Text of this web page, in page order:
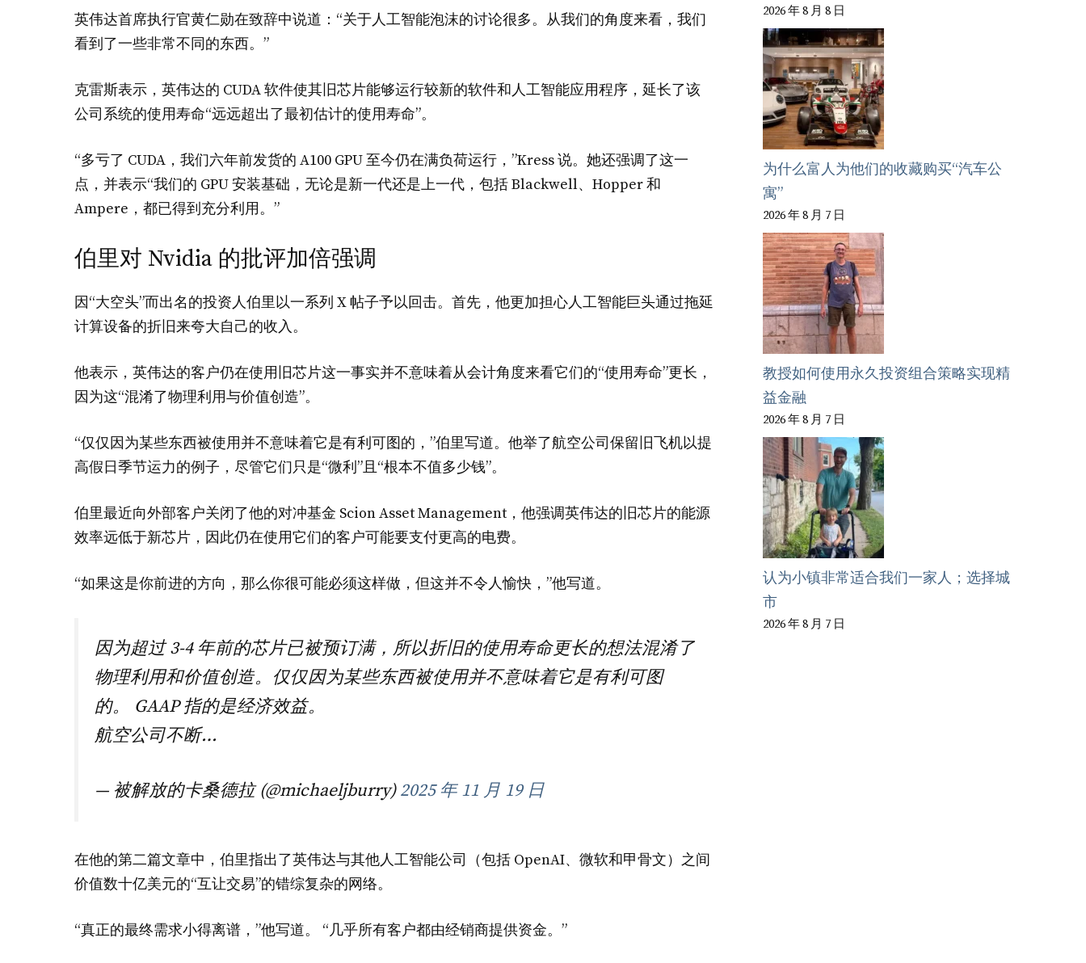
英伟达首席执行官黄仁勋在致辞中说道：“关于人工智能泡沫的讨论很多。从我们的角度来看，我们
看到了一些非常不同的东西。”
克雷斯表示，英伟达的 CUDA 软件使其旧芯片能够运行较新的软件和人工智能应用程序，延长了该
公司系统的使用寿命“远远超出了最初估计的使用寿命”。
“多亏了 CUDA，我们六年前发货的 A100 GPU 至今仍在满负荷运行，”Kress 说。她还强调了这一
点，并表示“我们的 GPU 安装基础，无论是新一代还是上一代，包括 Blackwell、Hopper 和
Ampere，都已得到充分利用。”
伯里对 Nvidia 的批评加倍强调
因“大空头”而出名的投资人伯里以一系列 X 帖子予以回击。首先，他更加担心人工智能巨头通过拖延
计算设备的折旧来夸大自己的收入。
他表示，英伟达的客户仍在使用旧芯片这一事实并不意味着从会计角度来看它们的“使用寿命”更长，
因为这“混淆了物理利用与价值创造”。
“仅仅因为某些东西被使用并不意味着它是有利可图的，”伯里写道。他举了航空公司保留旧飞机以提
高假日季节运力的例子，尽管它们只是“微利”且“根本不值多少钱”。
伯里最近向外部客户关闭了他的对冲基金 Scion Asset Management，他强调英伟达的旧芯片的能源
效率远低于新芯片，因此仍在使用它们的客户可能要支付更高的电费。
“如果这是你前进的方向，那么你很可能必须这样做，但这并不令人愉快，”他写道。
因为超过 3-4 年前的芯片已被预订满，所以折旧的使用寿命更长的想法混淆了
物理利用和价值创造。仅仅因为某些东西被使用并不意味着它是有利可图
的。 GAAP 指的是经济效益。
航空公司不断…
— 被解放的卡桑德拉 (@michaeljburry)2025 年 11 月 19 日
在他的第二篇文章中，伯里指出了英伟达与其他人工智能公司（包括 OpenAI、微软和甲骨文）之间
价值数十亿美元的“互让交易”的错综复杂的网络。
“真正的最终需求小得离谱，”他写道。 “几乎所有客户都由经销商提供资金。”
2026 年 8 月 8 日
为什么富人为他们的收藏购买“汽车公
寓”
2026 年 8 月 7 日
教授如何使用永久投资组合策略实现精
益金融
2026 年 8 月 7 日
认为小镇非常适合我们一家人；选择城
市
2026 年 8 月 7 日